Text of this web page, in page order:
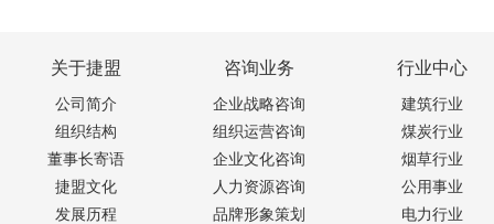
团队。
建筑行业咨
流程以及完善的
管理咨询服务。
询、组织管理与
1. 组织运营
心；以企业内控
流程的梳理为主
2. 业务涵盖
组织设计；业务
化；企业内控体
关于捷盟
公司简介
组织结构
董事长寄语
捷盟文化
发展历程
咨询业务
企业战略咨询
组织运营咨询
企业文化咨询
人力资源咨询
品牌形象策划
行业中心
建筑行业
煤炭行业
烟草行业
公用事业
电力行业